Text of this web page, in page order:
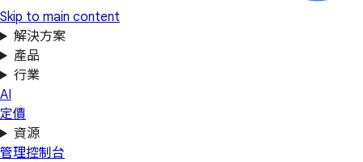
Skip to main content
解決方案
產品
行業
AI
定價
資源
管理控制台